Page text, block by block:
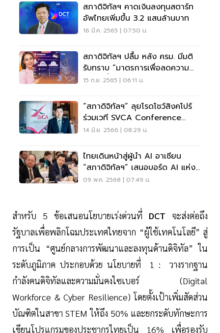
สภาดิจิทัลฯ คาดเงินลงทุนสตาร์ท
อัพไทยเพิ่มขึ้น 3.2 แสนล้านบาท
16 มี.ค. 2565 | 07:50 น.
สภาดิจิทัลฯ ปลื้ม หลัง ครม. มีมติ
รับทราบ “มาตรการเพื่อลดความ
เหลื่อมล้ำด้านการศึกษา”
15 ก.ย. 2565 | 06:11 น.
“สภาดิจิทัลฯ” ลุยโรดโชว์สิงคโปร์
ร่วมเวที SVCA Conference
2023
14 มิ.ย. 2566 | 08:29 น.
ไทยเดินหน้าสู่ผู้นำ AI อาเซียน
“สภาดิจิทัลฯ” เสนอบอร์ด AI แห่ง
ชาติ
09 พ.ค. 2568 | 07:49 น.
สำหรับ 5 ข้อเสนอนโยบายเร่งด่วนที่ DCT จะส่งต่อถึง
รัฐบาลเพื่อพลิกโฉมประเทศไทยจาก “ผู้ใช้เทคโนโลยี” สู่
การเป็น “ศูนย์กลางการพัฒนาและลงทุนด้านดิจิทัล” ใน
ระดับภูมิภาค ประกอบด้วย นโยบายที่ 1 : วางรากฐาน
กำลังคนดิจิทัลและความมั่นคงไซเบอร์ (Digital
Workforce & Cyber Resilience) โดยตั้งเป้าเพิ่มสัดส่วน
บัณฑิตในสาขา STEM ให้ถึง 50% และยกระดับทักษะการ
เขียนโปรแกรมของประชากรไทยเป็น 16% เพื่อรองรับ